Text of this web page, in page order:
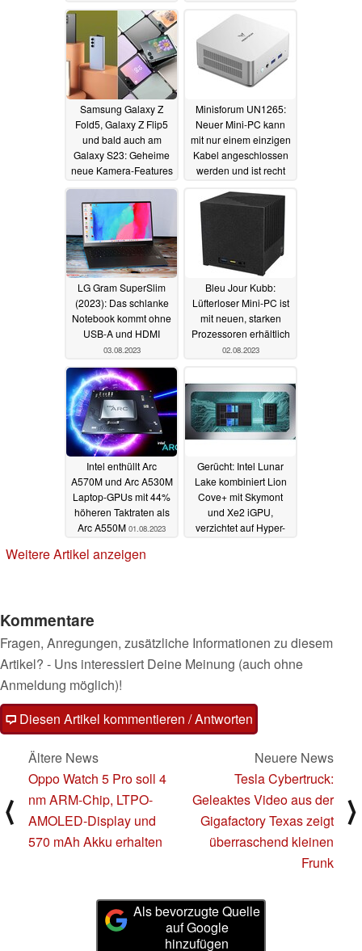
04.08.2023
Samsung Galaxy Z
Fold5, Galaxy Z Flip5
und bald auch am
Galaxy S23: Geheime
neue Kamera-Features
03.08.2023
Minisforum UN1265:
Neuer Mini-PC kann
mit nur einem einzigen
Kabel angeschlossen
werden und ist recht
LG Gram SuperSlim
(2023): Das schlanke
Notebook kommt ohne
USB-A und HDMI
03.08.2023
Bleu Jour Kubb:
Lüfterloser Mini-PC ist
mit neuen, starken
Prozessoren erhältlich
02.08.2023
Intel enthüllt Arc
A570M und Arc A530M
Laptop-GPUs mit 44%
höheren Taktraten als
Arc A550M 01.08.2023
Gerücht: Intel Lunar
Lake kombiniert Lion
Cove+ mit Skymont
und Xe2 iGPU,
verzichtet auf Hyper-
Weitere Artikel anzeigen
Kommentare
Fragen, Anregungen, zusätzliche Informationen zu diesem
Artikel? - Uns interessiert Deine Meinung (auch ohne
Anmeldung möglich)!
Diesen Artikel kommentieren / Antworten
⟨
Ältere News
Oppo Watch 5 Pro soll 4
nm ARM-Chip, LTPO-
AMOLED-Display und
570 mAh Akku erhalten
Neuere News
Tesla Cybertruck:
Geleaktes Video aus der
Gigafactory Texas zeigt
überraschend kleinen
Frunk
⟩
Als bevorzugte Quelle
auf Google
hinzufügen